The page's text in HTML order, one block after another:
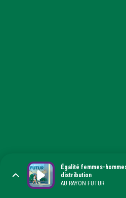
Égalité femmes-
distribution
AU RAYON FUTUR